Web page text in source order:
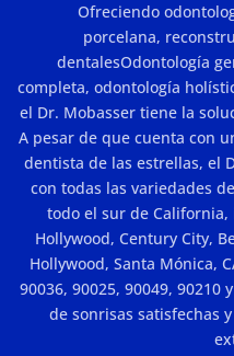
Ofreciendo
porcelana,
dentalesOdontología
completa, odontología
el Dr. Mobasser tiene la
A pesar de que cuenta con
dentista de las estrellas, el
con todas las variedades
todo el sur de
Hollywood, Century City,
Hollywood, Santa Mónica,
90036, 90025, 90049, 90210
de sonrisas satisfechas